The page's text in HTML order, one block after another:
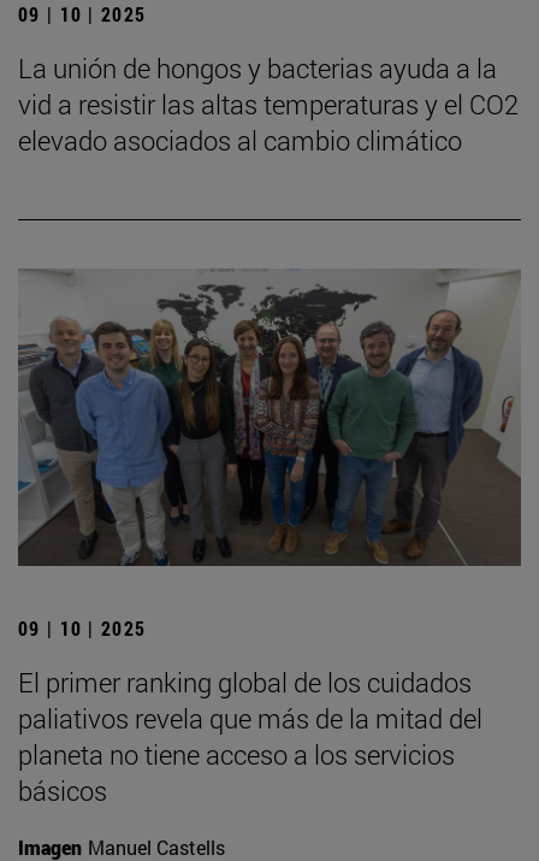
09 | 10 | 2025
La unión de hongos y bacterias ayuda a la
vid a resistir las altas temperaturas y el CO2
elevado asociados al cambio climático
09 | 10 | 2025
El primer ranking global de los cuidados
paliativos revela que más de la mitad del
planeta no tiene acceso a los servicios
básicos
Imagen Manuel Castells